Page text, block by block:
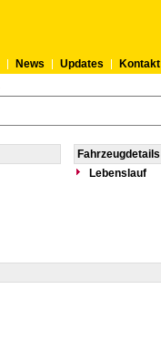
News Updates Kontakt
Fahrzeugdetails
Lebenslauf